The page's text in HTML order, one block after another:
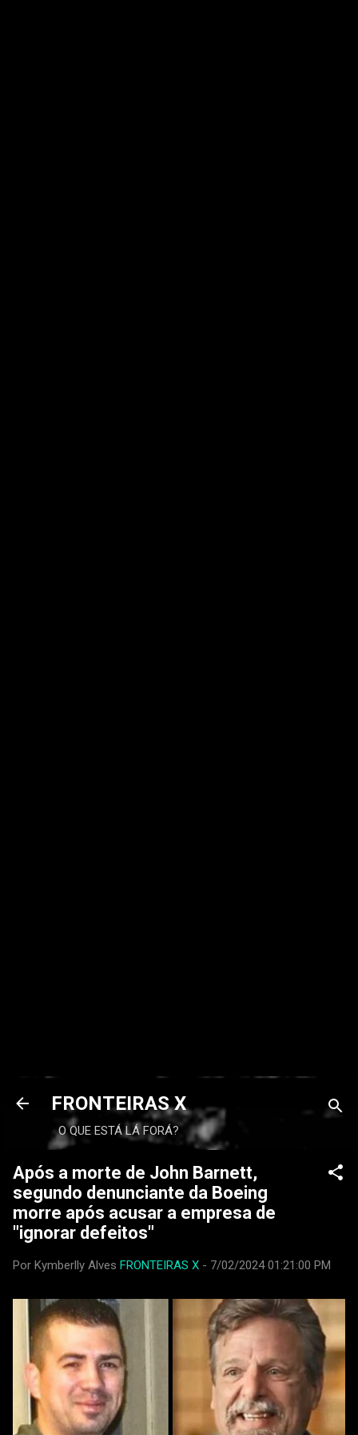
FRONTEIRAS X
O QUE ESTÁ LÁ FORÁ?
Após a morte de John Barnett,
segundo denunciante da Boeing
morre após acusar a empresa de
"ignorar defeitos"
Por Kymberlly Alves FRONTEIRAS X - 7/02/2024 01:21:00 PM